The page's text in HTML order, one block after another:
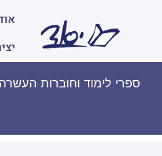
ספרי לימוד וחוברות העשרה